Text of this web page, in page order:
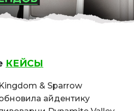
КЕЙСЫ
Kingdom & Sparrow
айдентику